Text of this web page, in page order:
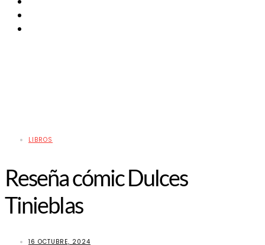
LIBROS
Reseña cómic Dulces
Tinieblas
16 OCTUBRE, 2024